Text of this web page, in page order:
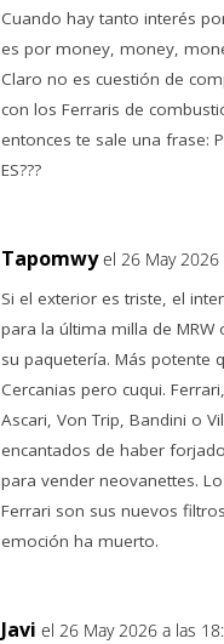
Cuando hay tanto interés
es por money, money,
Claro no es cuestión de
con los Ferraris de
entonces te sale una frase:
ES???
Tapomwy el 26 May 2026
Si el exterior es triste, el
para la última milla de MRW
su paquetería. Más potente
Cercanias pero cuqui.
Ascari, Von Trip, Bandini o
encantados de haber
para vender neovanettes.
Ferrari son sus nuevos
emoción ha muerto.
Javi el 26 May 2026 a las